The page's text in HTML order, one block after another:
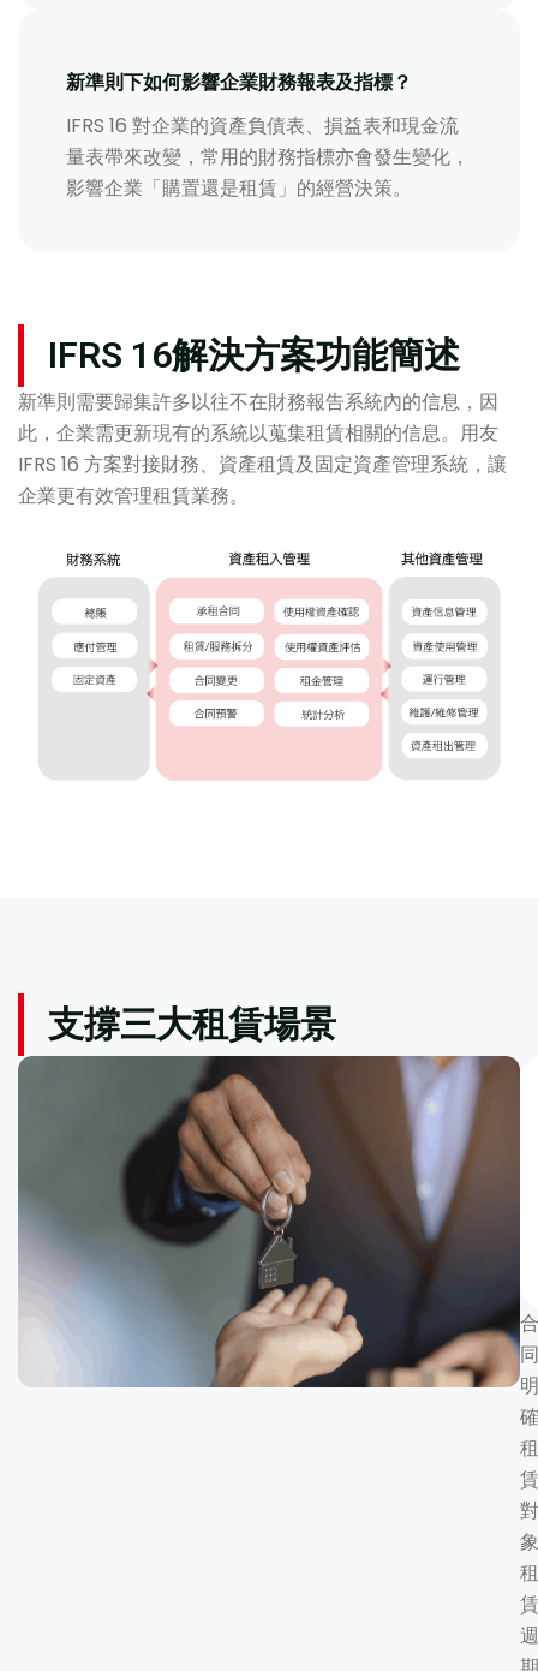
新準則下如何影響企業財務報表及指標？
IFRS 16 對企業的資產負債表、損益表和現金流
量表帶來改變，常用的財務指標亦會發生變化，
影響企業「購置還是租賃」的經營決策。
IFRS 16解決方案功能簡述
新準則需要歸集許多以往不在財務報告系統內的信息，因
此，企業需更新現有的系統以蒐集租賃相關的信息。用友
IFRS 16 方案對接財務、資產租賃及固定資產管理系統，讓
企業更有效管理租賃業務。
支撐三大租賃場景
合
同
明
確
租
賃
對
租
賃
週